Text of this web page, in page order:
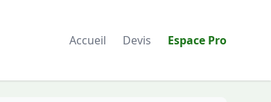
Accueil Devis Espace Pro